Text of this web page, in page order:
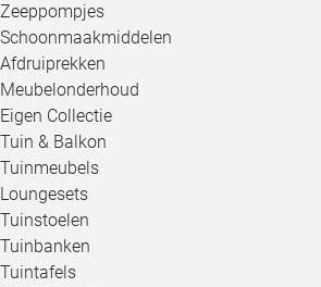
Zeeppompjes
Schoonmaakmiddelen
Afdruiprekken
Meubelonderhoud
Eigen Collectie
Tuin & Balkon
Tuinmeubels
Loungesets
Tuinstoelen
Tuinbanken
Tuintafels